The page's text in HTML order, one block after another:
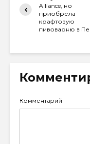
Alliance, но
приобрела
крафтовую
пивоварню в
Комментарий